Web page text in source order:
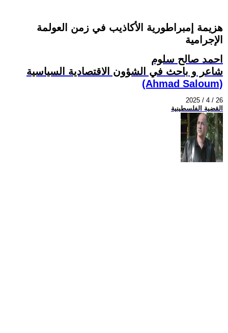
هزيمة إمبراطورية الأكاذيب في زمن العولمة
الإجرامية
احمد صالح سلوم
شاعر و باحث في الشؤون الاقتصادية السياسية
(Ahmad Saloum)
2025 / 4 / 26
القضية الفلسطينية